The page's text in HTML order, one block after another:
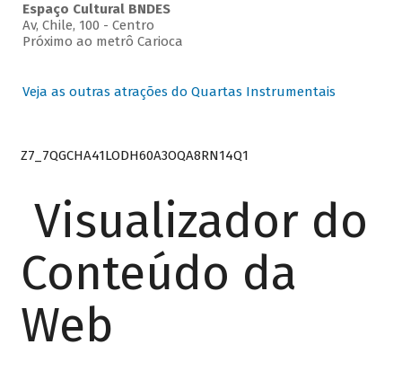
Espaço Cultural BNDES
Av, Chile, 100 - Centro
Próximo ao metrô Carioca
Veja as outras atrações do Quartas Instrumentais
Z7_7QGCHA41LODH60A3OQA8RN14Q1
Visualizador do
Conteúdo da
Web